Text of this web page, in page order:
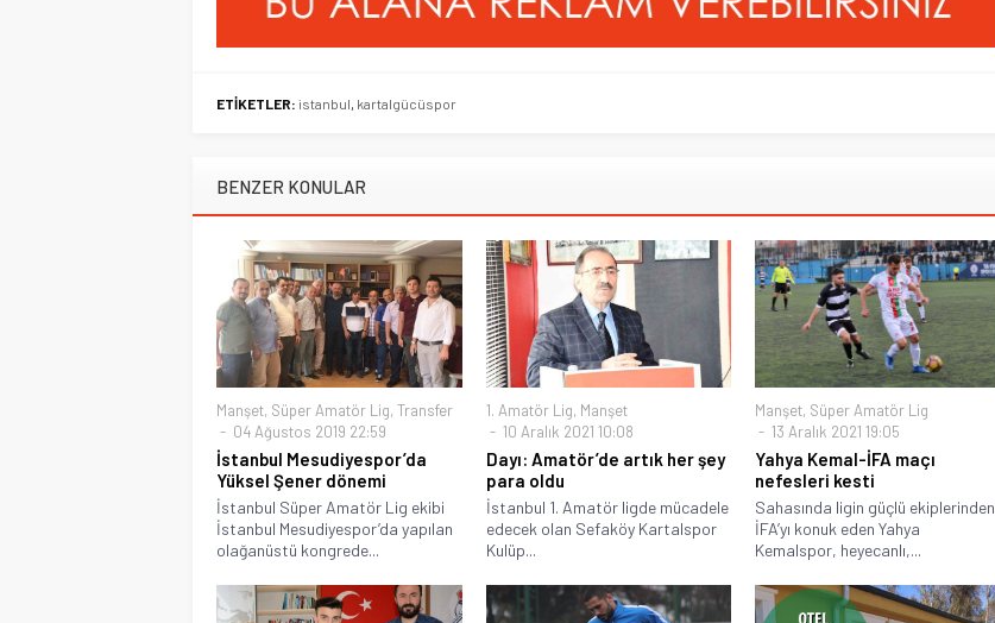
ETİKETLER: istanbul, kartalgücüspor
BENZER KONULAR
Manşet, Süper Amatör Lig, Transfer
04 Ağustos 2019 22:59
İstanbul Mesudiyespor’da
Yüksel Şener dönemi
İstanbul Süper Amatör Lig ekibi
İstanbul Mesudiyespor’da yapılan
olağanüstü kongrede...
1. Amatör Lig, Manşet
10 Aralık 2021 10:08
Dayı: Amatör’de artık her şey
para oldu
İstanbul 1. Amatör ligde mücadele
edecek olan Sefaköy Kartalspor
Kulüp...
Manşet, Süper Amatör Lig
13 Aralık 2021 19:05
Yahya Kemal-İFA maçı
nefesleri kesti
Sahasında ligin güçlü ekiplerinden
İFA’yı konuk eden Yahya
Kemalspor, heyecanlı,...